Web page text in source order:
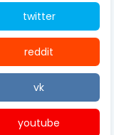
twitter
reddit
vk
youtube